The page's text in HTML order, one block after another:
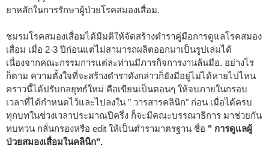
ยาหลักในการรักษาผู้ป่วยโรคสมองเสื่อม.
ชมรมโรคสมองเสื่อมได้มีมติให้จัดสร้างตำราคู่มือการดูแลโรคสมอง
เสื่อม เมื่อ 2-3 ปีก่อนแต่ไม่สามารถผลิตออกมาเป็นรูปเล่มได้
เนื่องจากคณะกรรมการแต่ละท่านมีภารกิจการงานล้นมือ. อย่างไร
ก็ตาม ความตั้งใจที่จะสร้างตำราดังกล่าวก็ยังมีอยู่ไม่ได้หายไปไหน
คราวนี้ได้ปรับกลยุทธ์ใหม่ คือเขียนเป็นตอนๆ ให้จบภายในกรอบ
เวลาที่ได้กำหนดไว้และไปลงใน " วารสารคลินิก" ก่อน เมื่อได้ครบ
ทุกบทในช่วงเวลาประมาณปีครึ่ง ก็จะมีคณะบรรณาธิการ มาช่วยกัน
ทบทวน กลั่นกรองหรือ edit ให้เป็นตำรามาตรฐาน ชื่อ " การดูแลผู้
ป่วยสมองเสื่อมในคลินิก".